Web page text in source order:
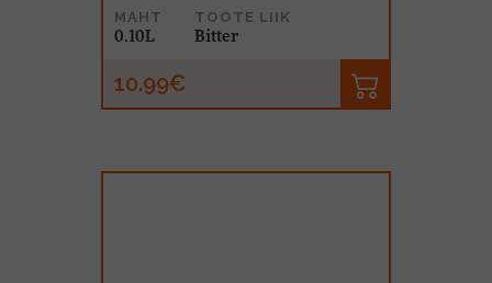
MAHT
0.10L
TOOTE LIIK
Bitter
10.99€